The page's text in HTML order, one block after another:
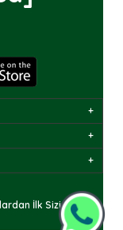
İlk Sizin